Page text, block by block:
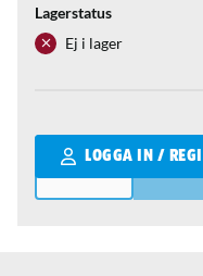
Lagerstatus
Ej i lager
LOGGA IN /
Qantity